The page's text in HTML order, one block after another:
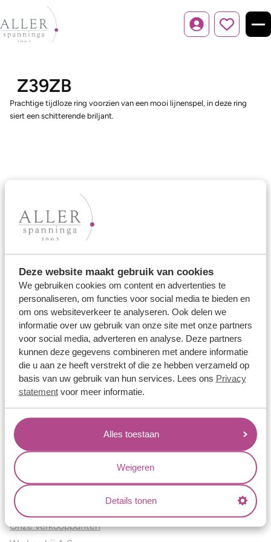
Deze website maakt gebruik van cookies
We gebruiken cookies om content en advertenties te
personaliseren, om functies voor social media te bieden en
om ons websiteverkeer te analyseren. Ook delen we
informatie over uw gebruik van onze site met onze partners
voor social media, adverteren en analyse. Deze partners
kunnen deze gegevens combineren met andere informatie
die u aan ze heeft verstrekt of die ze hebben verzameld op
basis van uw gebruik van hun services. Lees ons Privacy
statementvoor meer informatie.
Alles toestaan
Weigeren
Details tonen
Inloggen
Z39ZB
Prachtige tijdloze ring voorzien van een mooi lijnenspel, in deze ring
siert een schitterende briljant.
Ons aanbod
Trouwringen
Memoireringen
Verlovingsringen
Vriendschapsringen
Over ons
Aller Spanninga
Historie
Certificaten
Blogs
Jouw voordelen
Conflictvrije Materialen
Oneindig veel mogelijkheden
Kwaliteit
Juweliers & Contact
Onze verkooppunten